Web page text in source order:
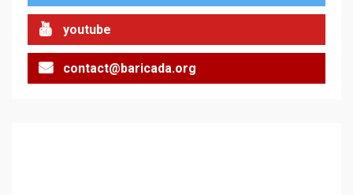
youtube
contact@baricada.org